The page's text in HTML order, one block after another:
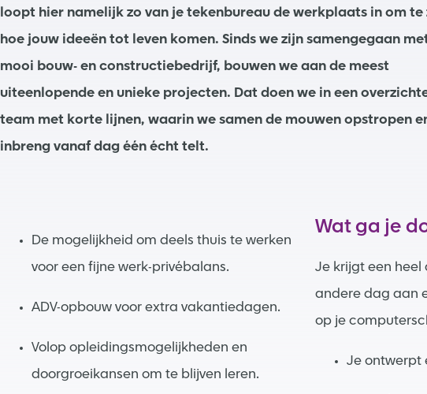
loopt hier namelijk zo van je tekenbureau de werkplaats in om te
hoe jouw ideeën tot leven komen. Sinds we zijn samengegaan
mooi bouw- en constructiebedrijf, bouwen we aan de meest
uiteenlopende en unieke projecten. Dat doen we in een
team met korte lijnen, waarin we samen de mouwen opstropen
inbreng vanaf dag één écht telt.
De mogelijkheid om deels thuis te werken
voor een fijne werk-privébalans.
ADV-opbouw voor extra vakantiedagen.
Volop opleidingsmogelijkheden en
doorgroeikansen om te blijven leren.
Wat ga je
Je krijgt een heel
andere dag aan
op je
Je ontwerpt